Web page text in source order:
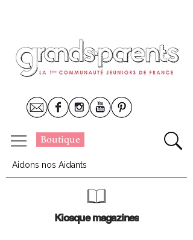
Boutique
Aidons nos Aidants
Kiosque magazines